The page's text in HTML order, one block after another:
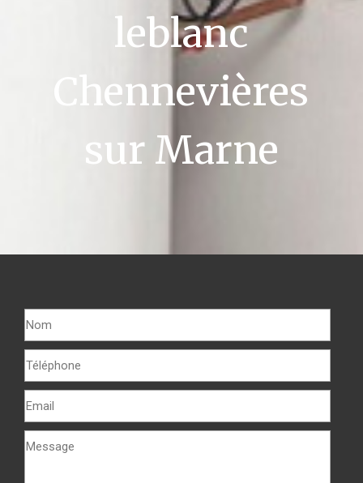
leblanc
Chennevières
sur Marne